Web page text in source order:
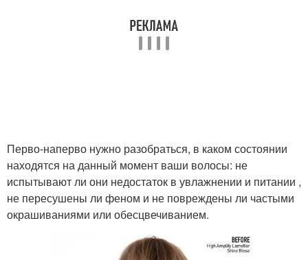
Перво-наперво нужно разобраться, в каком состоянии
находятся на данный момент ваши волосы: не
испытывают ли они недостаток в увлажнении и питании ,
не пересушены ли феном и не повреждены ли частыми
окрашиваниями или обесцвечиванием.